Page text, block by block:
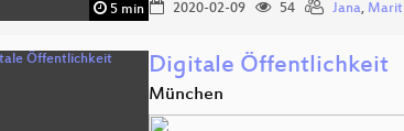
5 min 2020-02-09 54 Jana, Marit
Digitale Öffentlichkeit
München